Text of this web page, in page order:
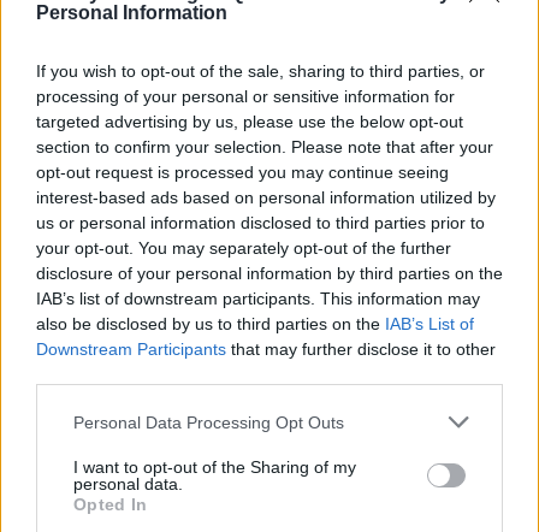
Personal Information
If you wish to opt-out of the sale, sharing to third parties, or
processing of your personal or sensitive information for
targeted advertising by us, please use the below opt-out
section to confirm your selection. Please note that after your
opt-out request is processed you may continue seeing
interest-based ads based on personal information utilized by
us or personal information disclosed to third parties prior to
your opt-out. You may separately opt-out of the further
disclosure of your personal information by third parties on the
IAB’s list of downstream participants. This information may
also be disclosed by us to third parties on the IAB’s List of
Downstream Participants that may further disclose it to other
Please note that this website/app uses one or more Google
not limited to your visit or usage behaviour. You may click to
grant or deny consent to Google and its third-party tags to
use your data for below specified purposes in below Google
Personal Data Processing Opt Outs
I want to opt-out of the Sharing of my
personal data.
Opted In
impacto con poco presupuesto
Jordania, un país con historia viva, paisajes únicos
y gentes de una hospitalidad inolvidable.
10 tipos de arroz para tus recetas
Funcionamiento y aplicaciones de los microondas
industriales en la hotelería y el turismo
Archivo
julio 2026
enero 2026